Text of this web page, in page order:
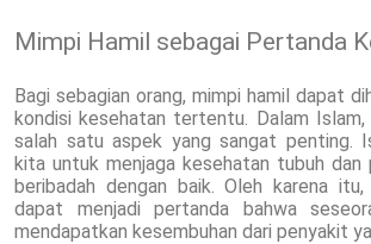
Mimpi Hamil sebagai Pertanda
Bagi sebagian orang, mimpi hamil dapat
kondisi kesehatan tertentu. Dalam Islam,
salah satu aspek yang sangat penting.
kita untuk menjaga kesehatan tubuh dan
beribadah dengan baik. Oleh karena
dapat menjadi pertanda bahwa
mendapatkan kesembuhan dari penyakit